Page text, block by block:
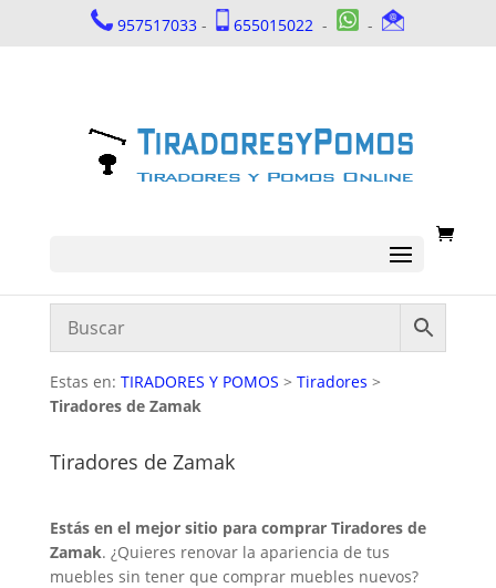
957517033 - 655015022 - -
Estas en: TIRADORES Y POMOS > Tiradores >
Tiradores de Zamak
Tiradores de Zamak
Estás en el mejor sitio para comprar Tiradores de
Zamak. ¿Quieres renovar la apariencia de tus
muebles sin tener que comprar muebles nuevos?